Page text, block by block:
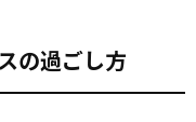
の過ごし方